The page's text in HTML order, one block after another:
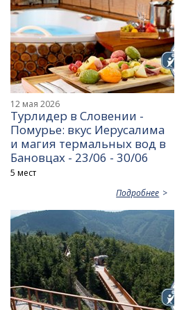
12 мая 2026
Турлидер в Словении -
Помурье: вкус Иерусалима
и магия термальных вод в
Бановцах - 23/06 - 30/06
5 мест
Подробнее